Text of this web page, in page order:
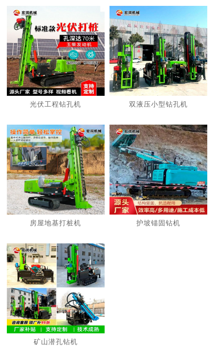
光伏工程钻孔机 双液压小型钻孔机
房屋地基打桩机 护坡锚固钻机
矿山潜孔钻机